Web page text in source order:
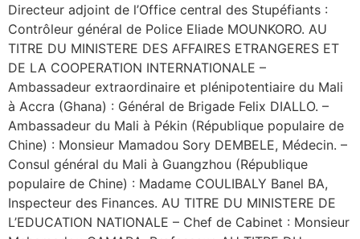
Directeur adjoint de l’Office central des Stupéfiants :
Contrôleur général de Police Eliade MOUNKORO. AU
TITRE DU MINISTERE DES AFFAIRES ETRANGERES ET
DE LA COOPERATION INTERNATIONALE –
Ambassadeur extraordinaire et plénipotentiaire du Mali
à Accra (Ghana) : Général de Brigade Felix DIALLO. –
Ambassadeur du Mali à Pékin (République populaire de
Chine) : Monsieur Mamadou Sory DEMBELE, Médecin. –
Consul général du Mali à Guangzhou (République
populaire de Chine) : Madame COULIBALY Banel BA,
Inspecteur des Finances. AU TITRE DU MINISTERE DE
L’EDUCATION NATIONALE – Chef de Cabinet : Monsieur